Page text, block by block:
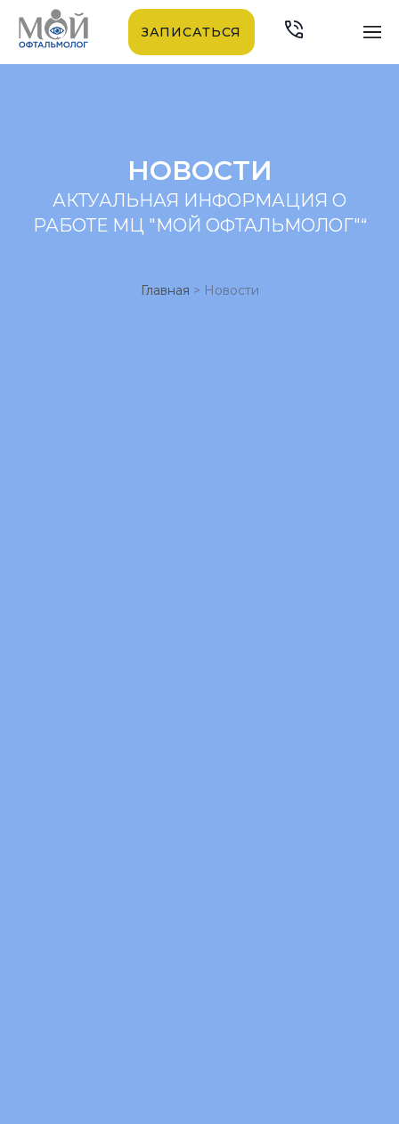
ЗАПИСАТЬСЯ
НОВОСТИ
АКТУАЛЬНАЯ ИНФОРМАЦИЯ О
РАБОТЕ МЦ "МОЙ ОФТАЛЬМОЛОГ"“
Главная > Новости